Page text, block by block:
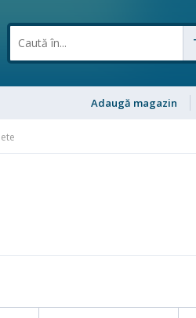
Adaugă magazin